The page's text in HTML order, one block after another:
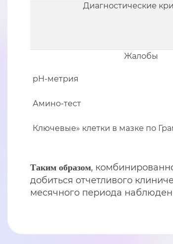
Диагностические
Жалобы
рН-метрия
Амино-тест
Ключевые» клетки в мазке по
Таким образом,
добиться отчетливого
месячного периода